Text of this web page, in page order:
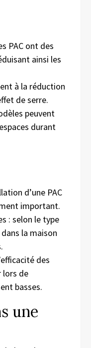
PAC ont des
ainsi les
à la réduction
de serre.
peuvent
durant
d’une PAC
important.
: selon le type
la maison
des
lors de
basses.
une